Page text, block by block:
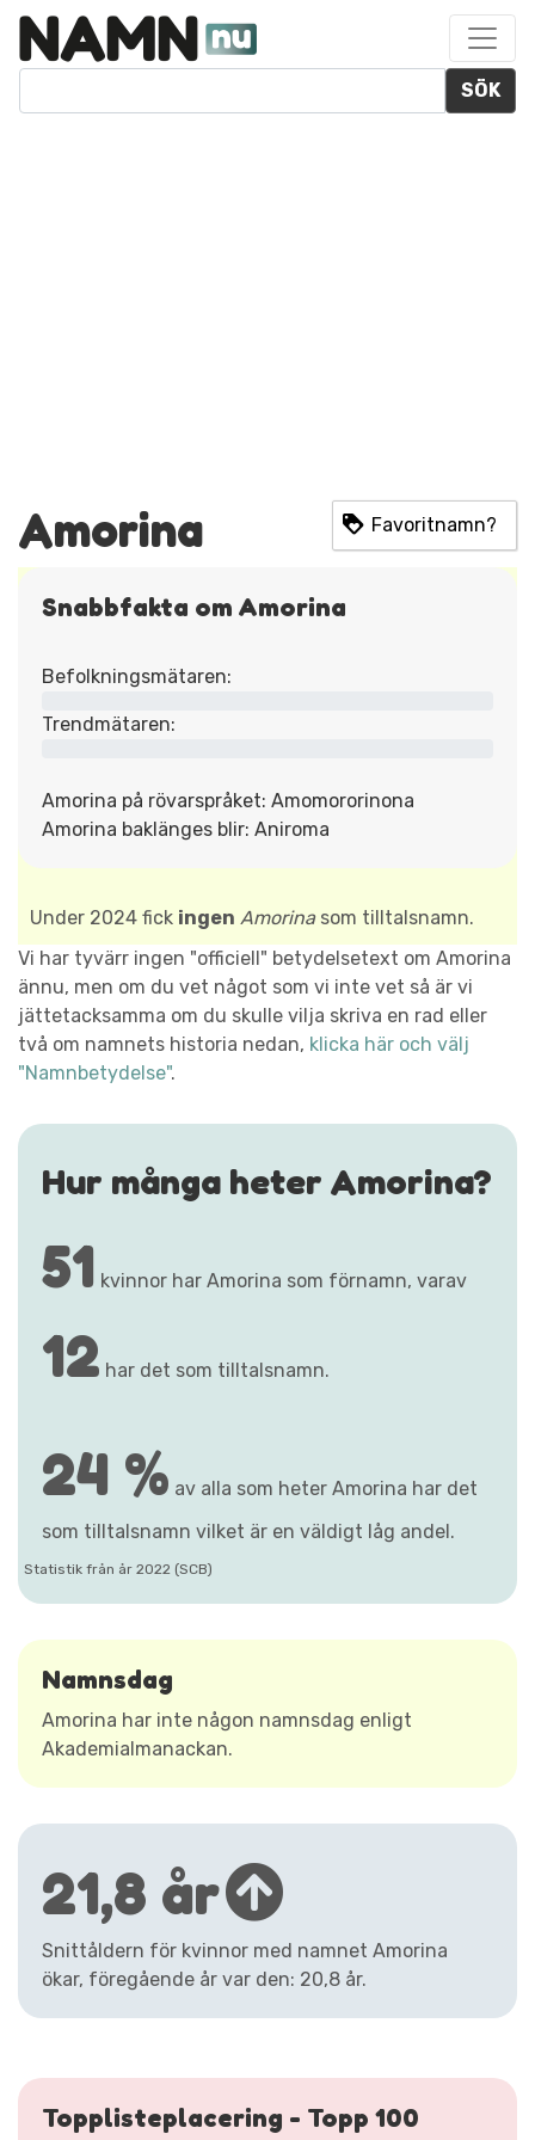
SÖK
Amorina Favoritnamn?
Snabbfakta om Amorina
Befolkningsmätaren:
Trendmätaren:
Amorina på rövarspråket: Amomororinona
Amorina baklänges blir: Aniroma
Under 2024 fick ingen Amorinasom tilltalsnamn.
Vi har tyvärr ingen "officiell" betydelsetext om Amorina
ännu, men om du vet något som vi inte vet så är vi
jättetacksamma om du skulle vilja skriva en rad eller
två om namnets historia nedan, klicka här och välj
"Namnbetydelse".
Hur många heter Amorina?
51 kvinnor har Amorina som förnamn, varav
12 har det som tilltalsnamn.
24 % av alla som heter Amorina har det
som tilltalsnamn vilket är en väldigt låg andel.
Statistik från år 2022 (SCB)
Namnsdag
Amorina har inte någon namnsdag enligt
Akademialmanackan.
21,8 år
Snittåldern för kvinnor med namnet Amorina
ökar, föregående år var den: 20,8 år.
Topplisteplacering - Topp 100